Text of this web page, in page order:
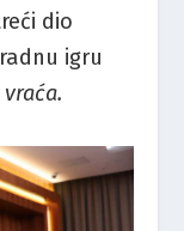
dio
igru